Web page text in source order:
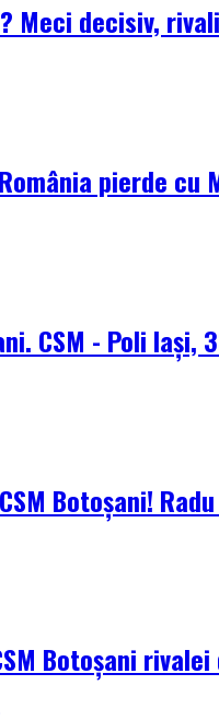
Meci decisiv,
pierde
CSM - Poli Iași,
Botoșani!
Botoșani